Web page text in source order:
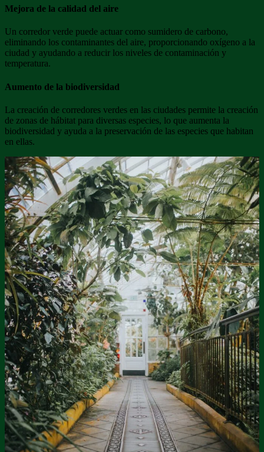
Mejora de la calidad del aire
Un corredor verde puede actuar como sumidero de carbono,
eliminando los contaminantes del aire, proporcionando oxígeno a la
ciudad y ayudando a reducir los niveles de contaminación y
temperatura.
Aumento de la biodiversidad
La creación de corredores verdes en las ciudades permite la creación
de zonas de hábitat para diversas especies, lo que aumenta la
biodiversidad y ayuda a la preservación de las especies que habitan
en ellas.